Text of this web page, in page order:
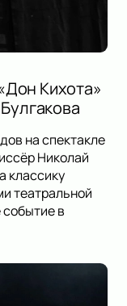
Кихота»
на спектакле
Николай
классику
театральной
в